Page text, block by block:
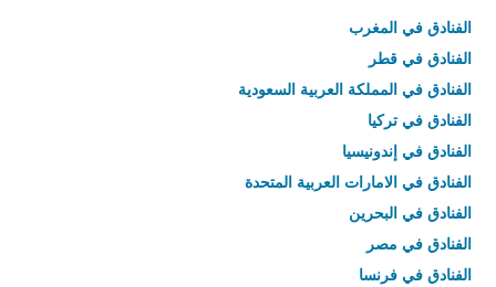
الفنادق في المغرب
الفنادق في قطر
الفنادق في المملكة العربية السعودية
الفنادق في تركيا
الفنادق في إندونيسيا
الفنادق في الامارات العربية المتحدة
الفنادق في البحرين
الفنادق في مصر
الفنادق في فرنسا